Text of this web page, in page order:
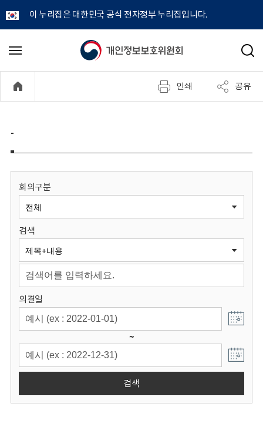
이 누리집은 대한민국 공식 전자정부 누리집입니다.
개
정
보
원
회
메
기
검
인쇄 공유
-
회의구분
검색
의결일
~
검색